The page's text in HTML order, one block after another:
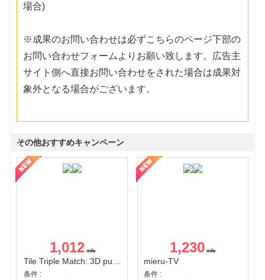
場合)
※成果のお問い合わせは必ずこちらのページ下部の
お問い合わせフォームよりお願い致します。広告主
サイト側へ直接お問い合わせをされた場合は成果対
象外となる場合がございます。
その他おすすめキャンペーン
1,012
Tile Triple Match: 3D puzzle
条件 :
1,230
mieru-TV
条件 :